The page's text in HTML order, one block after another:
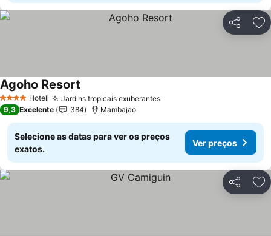
Partilhar
4 EstrelasHotel Jardins tropicais exuberantes
Agoho Resort
9,3 Excelente 384 Mambajao
Selecione as datas para ver os preços
exatos.
Ver preços
Partilhar